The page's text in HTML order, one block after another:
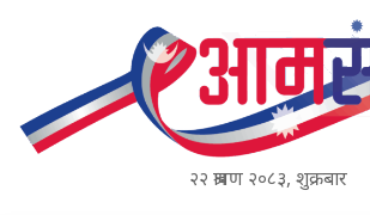
२२ श्रावण २०८३, शुक्रबार